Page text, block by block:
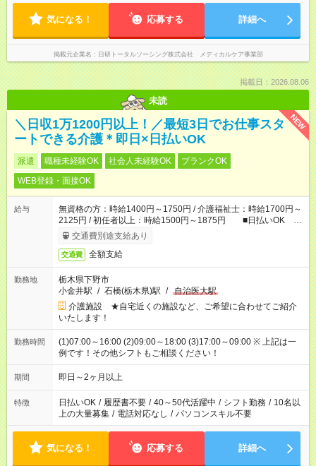
気になる！ 応募する 詳細へ
掲載元企業名 日研トータルソーシング株式会社 メディカルケア事業部
掲載日：2026.08.06
未読
NEW
＼日収1万1200円以上！／最短3日でお仕事スタ
ートできる介護＊即日×日払いOK
派遣 職種未経験OK 社会人未経験OK
ブランクOK
WEB登録・面接OK
給与
無資格の方：時給1400円～1750円 / 介護福祉士：時給1700円～
2125円 / 初任者以上：時給1500円～1875円 ■日払いOK ■
日収例：1万1200円（時給1400円×8h）
交通費別途支給あり
交通費 全額支給
勤務地
栃木県下野市
小金井駅 / 石橋(栃木県)駅 / 自治医大駅
介護施設 ★自宅近くの施設など、ご希望に合わせてご紹介
いたします！
勤務時間
(1)07:00～16:00 (2)09:00～18:00 (3)17:00～09:00 ※ 上記は一
例です！その他シフトもご相談ください！
期間 即日～2ヶ月以上
特徴 日払いOK / 履歴書不要 / 40～50代活躍中 / シフト勤務 / 10名以
上の大量募集 / 電話対応なし / パソコンスキル不要
気になる！ 応募する 詳細へ